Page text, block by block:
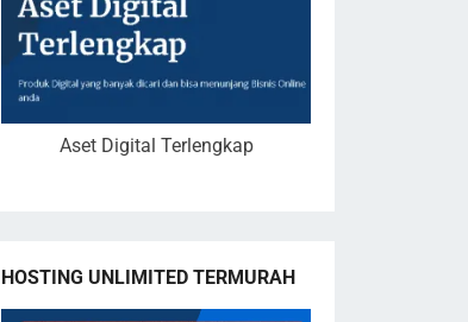
Aset Digital Terlengkap
HOSTING UNLIMITED TERMURAH